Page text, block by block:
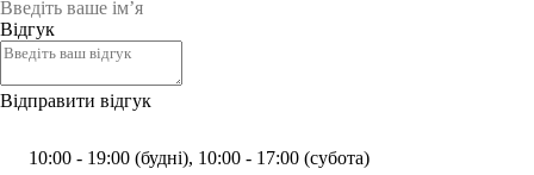
Відгук
Відправити відгук
10:00 - 19:00 (будні), 10:00 - 17:00 (субота)